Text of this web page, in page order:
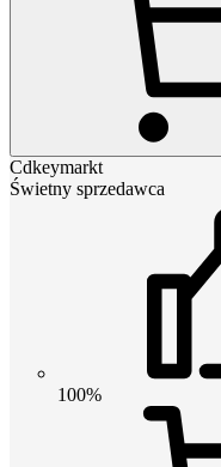
Cdkeymarkt
Świetny sprzedawca
100%